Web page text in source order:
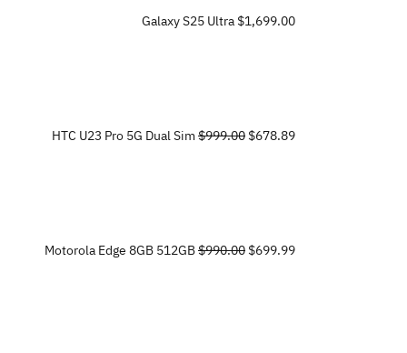
Galaxy S25 Ultra$1,699.00
HTC U23 Pro 5G Dual Sim$999.00$678.89
Motorola Edge 8GB 512GB$990.00$699.99